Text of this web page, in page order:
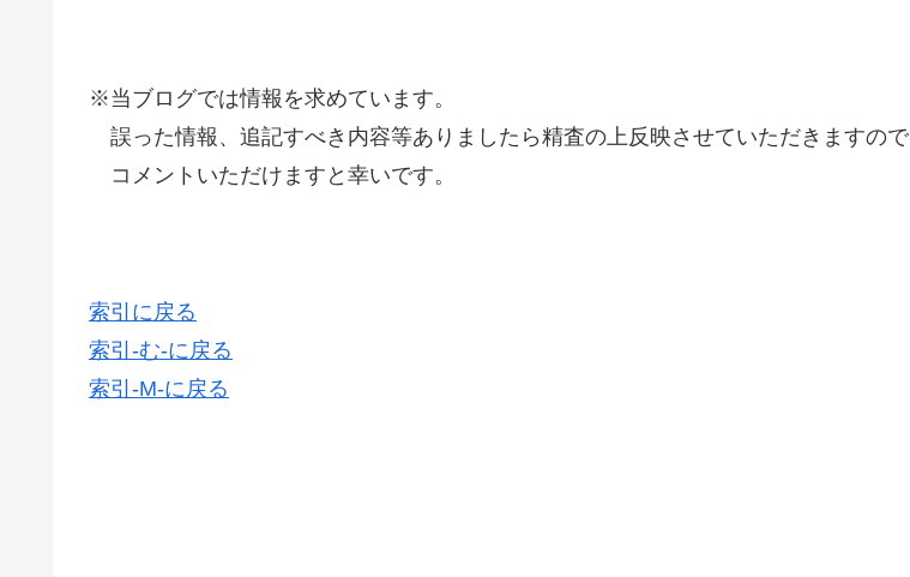
※当ブログでは情報を求めています。
誤った情報、追記すべき内容等ありましたら精査の上反映させていただきますので
コメントいただけますと幸いです。
索引に戻る
索引-む-に戻る
索引-M-に戻る